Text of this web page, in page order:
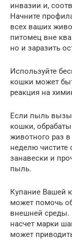
инвазии и,
Начните
всех ваших
питомец вне
но и заразить
Используйте
кошки может
реакция на
Если пыль
кошки,
животного раз
неделю
занавески и
пыль.
Купание Вашей
может помочь
внешней среды.
насчет марки
может